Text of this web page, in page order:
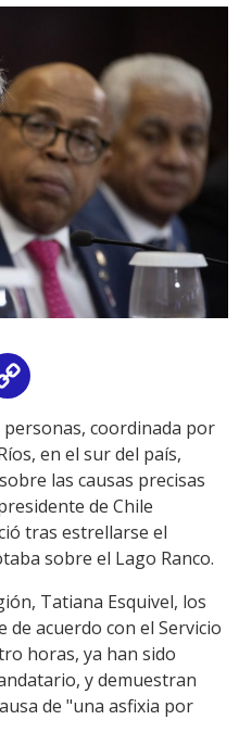
Link
coordinada por
en el sur del país,
las causas precisas
de Chile
tras estrellarse el
sobre el Lago Ranco.
Tatiana Esquivel, los
acuerdo con el Servicio
horas, ya han sido
y demuestran
de "una asfixia por